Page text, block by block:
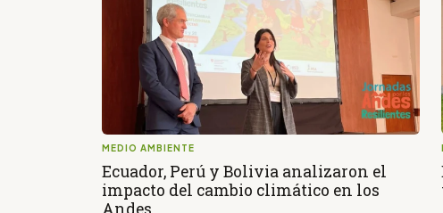
MEDIO AMBIENTE
Ecuador, Perú y Bolivia analizaron el
impacto del cambio climático en los